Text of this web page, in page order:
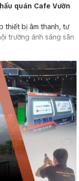
quán Cafe Vườn
thiết bị âm thanh, tư
trường ánh sáng sân